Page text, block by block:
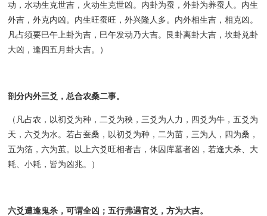
动，水动生克世吉，火动生克世凶。内卦为蚕，外卦为养蚕人。内生
外吉，外克内凶。内生旺蚕旺，外兴隆人多。内外相生吉，相克凶。
凡占须要巳午上卦为吉，巳午发动乃大吉。艮卦离卦大吉，坎卦兑卦
大凶，逢四五月卦大吉。）
剖分内外三爻，总合农桑二事。
（凡占农，以初爻为种，二爻为秧，三爻为人力，四爻为牛，五爻为
天，六爻为水。若占蚕桑，以初爻为种，二为苗，三为人，四为桑，
五为箔，六为茧。以上六爻旺相者吉，休囚库墓者凶，若逢大杀、大
耗、小耗，皆为凶兆。）
六爻遭逢鬼杀，可谓全凶；五行弗遇官爻，方为大吉。